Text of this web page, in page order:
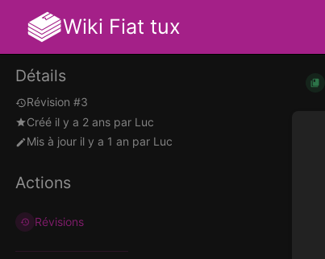
Wiki Fiat tux
Détails
Révision #3
Créé il y a 2 ans par Luc
Mis à jour il y a 1 an par Luc
Actions
Révisions